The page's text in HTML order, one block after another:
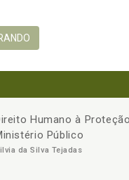
Humano à
Público
da Silva Tejadas
-